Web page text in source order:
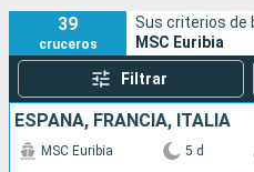
39
cruceros
Sus criterios de
MSC Euribia
Filtrar
ESPAÑA, FRANCIA, ITALIA
MSC Euribia 5 d